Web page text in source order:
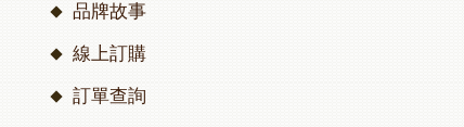
品牌故事
線上訂購
訂單查詢